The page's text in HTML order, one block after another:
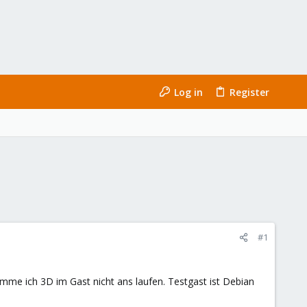
Log in Register
#1
ich 3D im Gast nicht ans laufen. Testgast ist Debian